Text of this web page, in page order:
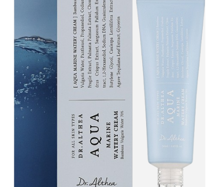
O
U
S
E
D
A
Q
U